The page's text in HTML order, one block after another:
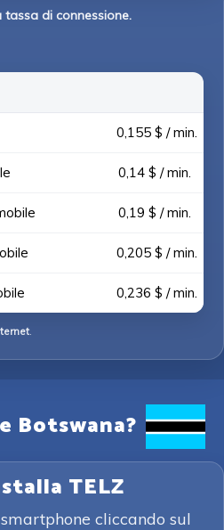
tassa di connessione.
0,155 $ / min.
0,14 $ / min.
0,19 $ / min.
0,205 $ / min.
0,236 $ / min.
.
Botswana?
TELZ
cliccando sul